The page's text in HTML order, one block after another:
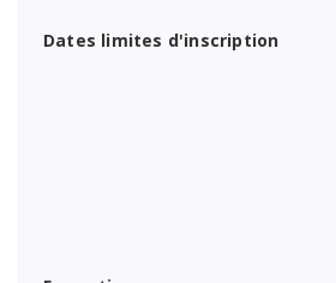
Dates limites d'inscription